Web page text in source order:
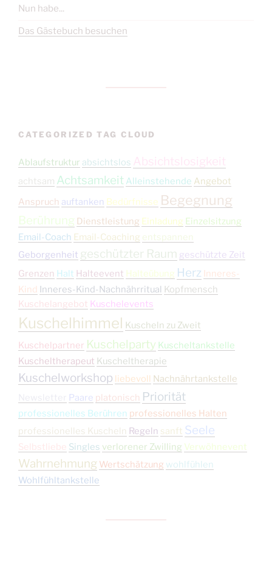
Nun habe...
Das Gästebuch besuchen
CATEGORIZED TAG CLOUD
Ablaufstruktur absichtslos Absichtslosigkeit
achtsam Achtsamkeit Alleinstehende Angebot
Anspruch auftanken Bedürfnisse Begegnung
Berührung Dienstleistung Einladung Einzelsitzung
Email-Coach Email-Coaching entspannen
Geborgenheit geschützter Raum geschützte Zeit
Grenzen Halt Halteevent Halteübung Herz Inneres-
Kind Inneres-Kind-Nachnährritual Kopfmensch
Kuschelangebot Kuschelevents
Kuschelhimmel Kuscheln zu Zweit
Kuschelpartner Kuschelparty Kuscheltankstelle
Kuscheltherapeut Kuscheltherapie
Kuschelworkshop liebevoll Nachnährtankstelle
Paare platonisch Priorität
professionelles Berühren professionelles Halten
professionelles Kuscheln Regeln sanft Seele
Selbstliebe Singles verlorener Zwilling Verwöhnevent
Wahrnehmung Wertschätzung wohlfühlen
Wohlfühltankstelle